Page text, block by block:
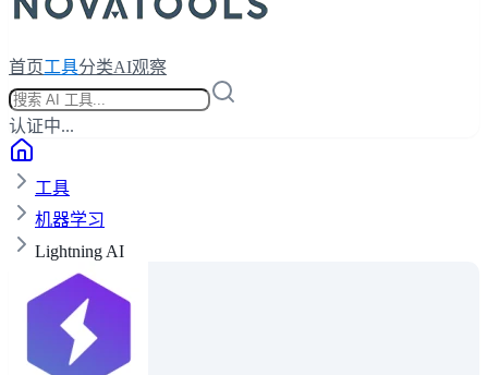
首页工具分类AI观察
认证中...
工具
机器学习
Lightning AI